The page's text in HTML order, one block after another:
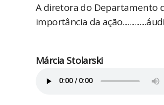
A diretora do Departamento
importância da
Márcia Stolarski